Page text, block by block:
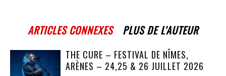
ARTICLES CONNEXES PLUS DE L'AUTEUR
THE CURE – FESTIVAL DE NÎMES,
ARÈNES – 24,25 & 26 JUILLET 2026